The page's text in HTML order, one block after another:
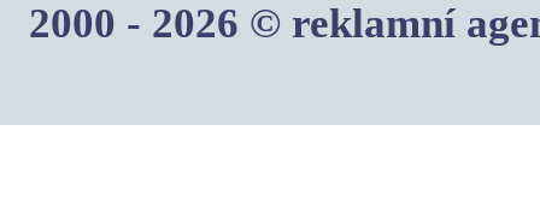
2000 - 2026 © reklamní